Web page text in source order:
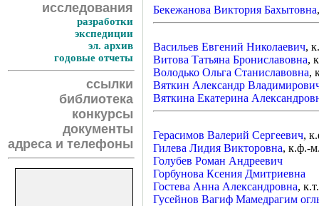
исследования
разработки
экспедиции
эл. архив
годовые отчеты
ссылки
библиотека
конкурсы
документы
адреса и телефоны
Бекежанова Виктория Бахытовна
Васильев Евгений Николаевич,
Витова Татьяна Брониславовна,
Володько Ольга Станиславовна,
Вяткин Александр
Вяткина Екатерина
Герасимов Валерий Сергеевич,
Гилева Лидия Викторовна, к.ф.-
Голубев Роман Андреевич
Горбунова Ксения Дмитриевна
Гостева Анна Александровна,
Гусейнов Вагиф Мамедрагим